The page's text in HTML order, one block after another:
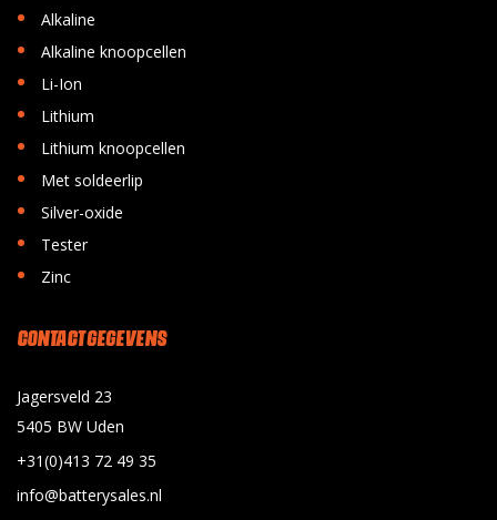
• Alkaline
• Alkaline knoopcellen
• Li-Ion
• Lithium
• Lithium knoopcellen
• Met soldeerlip
• Silver-oxide
• Tester
• Zinc
CONTACT GEGEVENS
Jagersveld 23
5405 BW Uden
+31(0)413 72 49 35
info@batterysales.nl